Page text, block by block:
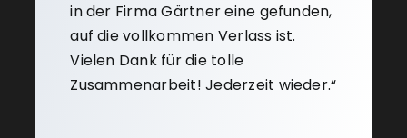
in der Firma Gärtner eine gefunden,
auf die vollkommen Verlass ist.
Vielen Dank für die tolle
Zusammenarbeit! Jederzeit wieder.“